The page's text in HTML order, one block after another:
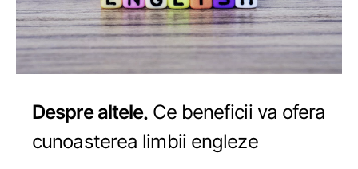
Despre altele Ce beneficii va ofera
cunoasterea limbii engleze